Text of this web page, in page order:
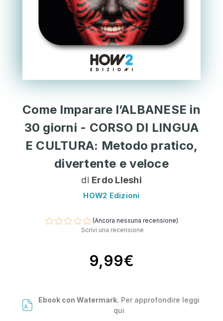
Come Imparare l’ALBANESE in
30 giorni - CORSO DI LINGUA
E CULTURA: Metodo pratico,
divertente e veloce
di Erdo Lleshi
HOW2 Edizioni
(Ancora nessuna recensione)
Scrivi una recensione
9,99€
Ebook con Watermark. Per approfondire leggi
qui